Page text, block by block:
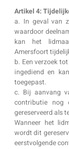
Artikel 4:
a. In geval van
waardoor
kan het
Amersfoort
b. Een verzoek
ingediend en
toegepast.
c. Bij aanvang
contributie nog
gereserveerd als
Wanneer het
wordt dit
eerstvolgende